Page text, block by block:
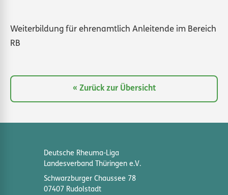
Weiterbildung für ehrenamtlich Anleitende im Bereich
RB
« Zurück zur Übersicht
Deutsche Rheuma-Liga
Landesverband Thüringen e.V.
Schwarzburger Chaussee 78
07407 Rudolstadt